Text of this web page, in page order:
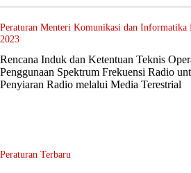
Peraturan Menteri Komunikasi dan Informatika
2023
Rencana Induk dan Ketentuan Teknis
Penggunaan Spektrum Frekuensi Radio
Penyiaran Radio melalui Media Terestrial
Peraturan Terbaru